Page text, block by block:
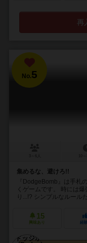
再
No.5
集めるな、避けろ!!
『DodgeBomb』は手札
くゲームです。 時には
り...!? シンプルなルールだ
15
興味あり 経